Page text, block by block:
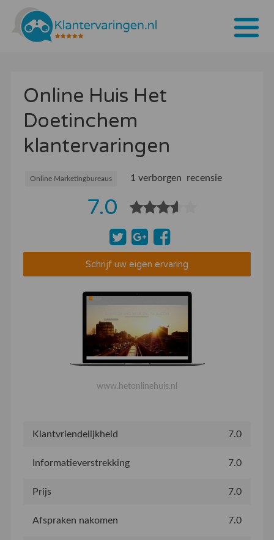
Tarieven
Bedrijven
Over ons
Blogs
Online Huis Het
Doetinchem
klantervaringen
Online Marketingbureaus 1 verborgen recensie
7.0
Schrijf uw eigen ervaring
www.hetonlinehuis.nl
Klantvriendelijkheid 7.0
Informatieverstrekking 7.0
Prijs 7.0
Afspraken nakomen 7.0